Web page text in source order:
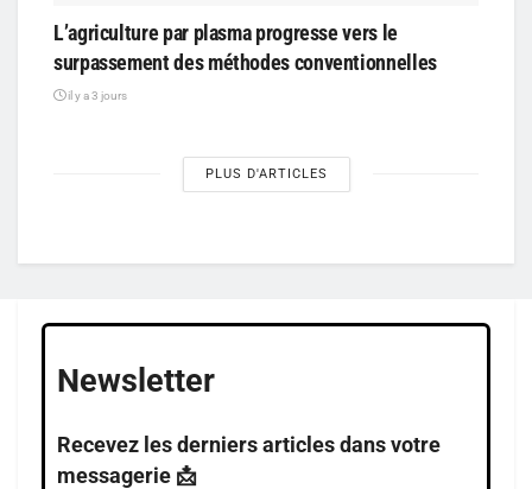
L’agriculture par plasma progresse vers le
surpassement des méthodes conventionnelles
il y a 3 jours
PLUS D'ARTICLES
Newsletter
Recevez les derniers articles dans votre
messagerie 📩